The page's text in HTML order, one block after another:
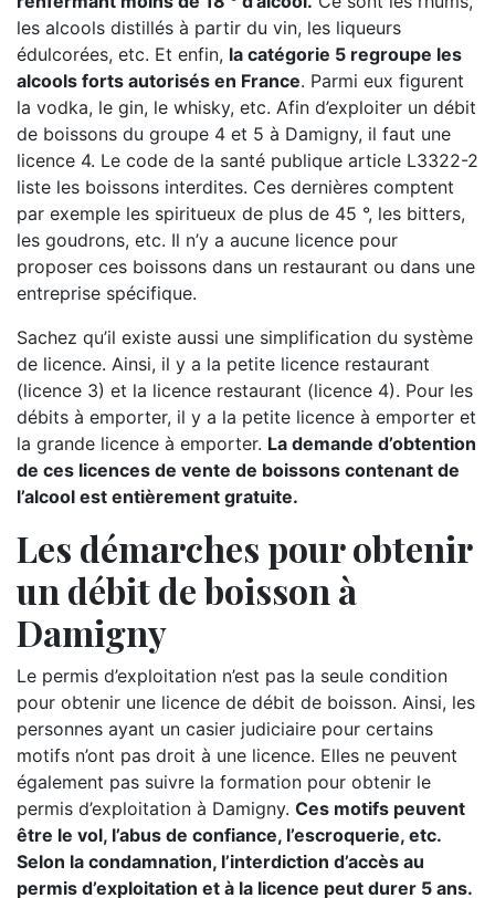
les alcools distillés à partir du vin, les liqueurs
édulcorées, etc. Et enfin, la catégorie 5 regroupe les
alcools forts autorisés en France. Parmi eux figurent
la vodka, le gin, le whisky, etc. Afin d’exploiter un débit
de boissons du groupe 4 et 5 à Damigny, il faut une
licence 4. Le code de la santé publique article L3322-2
liste les boissons interdites. Ces dernières comptent
par exemple les spiritueux de plus de 45 °, les bitters,
les goudrons, etc. Il n’y a aucune licence pour
proposer ces boissons dans un restaurant ou dans une
entreprise spécifique.
Sachez qu’il existe aussi une simplification du système
de licence. Ainsi, il y a la petite licence restaurant
(licence 3) et la licence restaurant (licence 4). Pour les
débits à emporter, il y a la petite licence à emporter et
la grande licence à emporter. La demande d’obtention
de ces licences de vente de boissons contenant de
l’alcool est entièrement gratuite.
Les démarches pour obtenir
un débit de boisson à
Damigny
Le permis d’exploitation n’est pas la seule condition
pour obtenir une licence de débit de boisson. Ainsi, les
personnes ayant un casier judiciaire pour certains
motifs n’ont pas droit à une licence. Elles ne peuvent
également pas suivre la formation pour obtenir le
permis d’exploitation à Damigny. Ces motifs peuvent
être le vol, l’abus de confiance, l’escroquerie, etc.
Selon la condamnation, l’interdiction d’accès au
permis d’exploitation et à la licence peut durer 5 ans.